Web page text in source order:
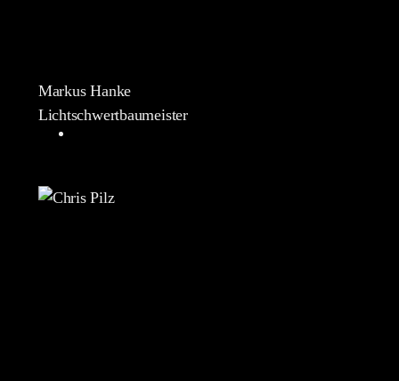
Markus Hanke
Lichtschwertbaumeister